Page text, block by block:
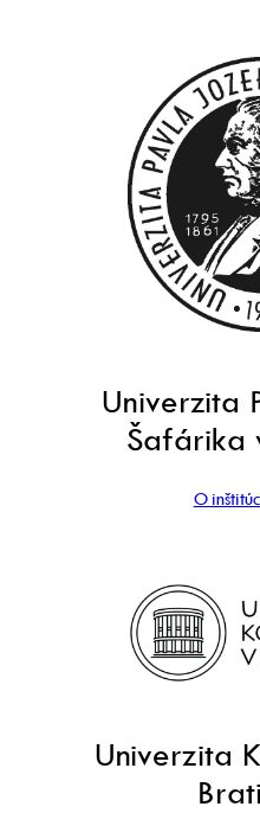
Univerzita
Šafárika
O
Univerzita